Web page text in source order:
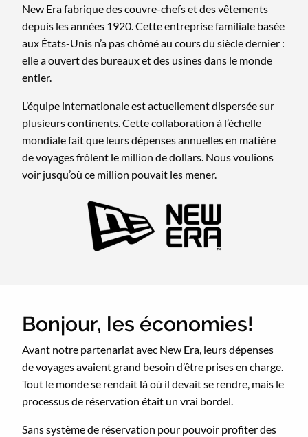
New Era fabrique des couvre-chefs et des vêtements
depuis les années 1920. Cette entreprise familiale basée
aux États-Unis n’a pas chômé au cours du siècle dernier :
elle a ouvert des bureaux et des usines dans le monde
entier.
L’équipe internationale est actuellement dispersée sur
plusieurs continents. Cette collaboration à l’échelle
mondiale fait que leurs dépenses annuelles en matière
de voyages frôlent le million de dollars. Nous voulions
voir jusqu’où ce million pouvait les mener.
Bonjour, les économies!
Avant notre partenariat avec New Era, leurs dépenses
de voyages avaient grand besoin d’être prises en charge.
Tout le monde se rendait là où il devait se rendre, mais le
processus de réservation était un vrai bordel.
Sans système de réservation pour pouvoir profiter des